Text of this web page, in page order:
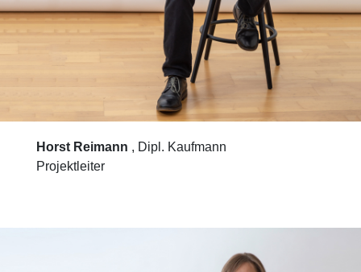
Horst Reimann , Dipl. Kaufmann
Projektleiter